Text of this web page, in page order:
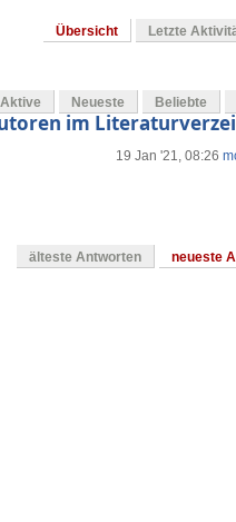
Übersicht Letzte
Aktive Neueste Beliebte
im
19 Jan '21, 08:26
älteste Antworten neueste